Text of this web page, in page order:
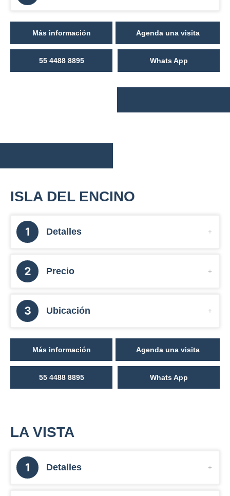
Más información Agenda una visita
55 4488 8895 Whats App
ISLA DEL ENCINO
Detalles
Precio
Ubicación
Más información Agenda una visita
55 4488 8895 Whats App
LA VISTA
Detalles